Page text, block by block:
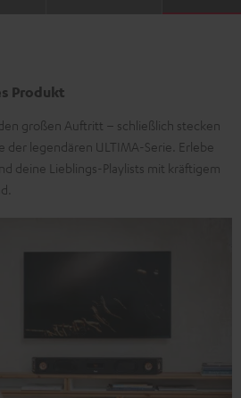
Produkt
großen Auftritt – schließlich stecken
der legendären ULTIMA-Serie. Erlebe
deine Lieblings-Playlists mit kräftigem